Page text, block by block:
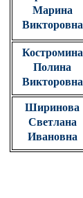
Марина
Викторовна
Костромина
Полина
Викторовна
Ширинова
Светлана
Ивановна